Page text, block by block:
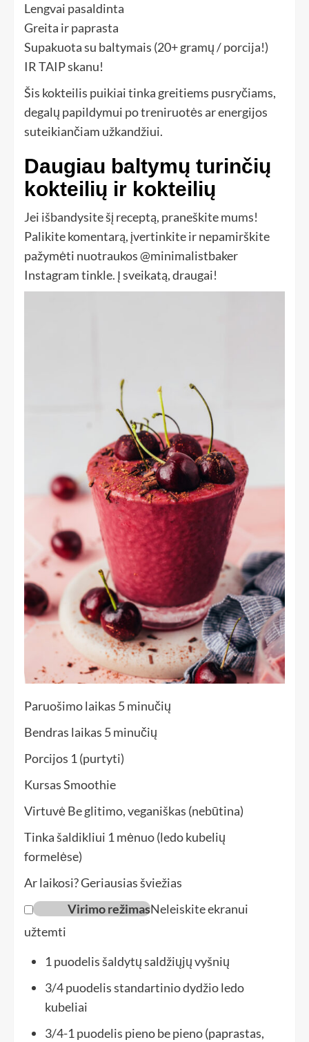
Lengvai pasaldinta
Greita ir paprasta
Supakuota su baltymais (20+ gramų / porcija!)
IR TAIP skanu!
Šis kokteilis puikiai tinka greitiems pusryčiams,
degalų papildymui po treniruotės ar energijos
suteikiančiam užkandžiui.
Daugiau baltymų turinčių
kokteilių ir kokteilių
Jei išbandysite šį receptą, praneškite mums!
Palikite komentarą, įvertinkite ir nepamirškite
pažymėti nuotraukos @minimalistbaker
Instagram tinkle. Į sveikatą, draugai!
Paruošimo laikas 5minučių
Bendras laikas 5minučių
Porcijos 1 (purtyti)
KursasSmoothie
VirtuvėBe glitimo, veganiškas (nebūtina)
Tinka šaldikliui 1 mėnuo (ledo kubelių
formelėse)
Ar laikosi?Geriausias šviežias
Virimo režimasNeleiskite ekranui
užtemti
1 puodelisšaldytų saldžiųjų vyšnių
3/4puodelisstandartinio dydžio ledo
kubeliai
3/4-1 puodelis pieno be pieno(paprastas,